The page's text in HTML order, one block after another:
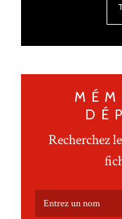
Recherchez